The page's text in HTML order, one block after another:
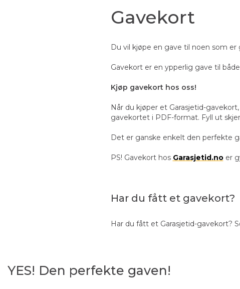
Gavekort
Du vil kjøpe en gave til noen som
Gavekort er en ypperlig gave til
Kjøp gavekort hos oss!
Når du kjøper et Garasjetid-
gavekortet i PDF-format. Fyll ut
Det er ganske enkelt den perfekte
PS! Gavekort hos Garasjetid.noer
Har du fått et gavekort?
Har du fått et Garasjetid-gavekort?
YES! Den perfekte gaven!